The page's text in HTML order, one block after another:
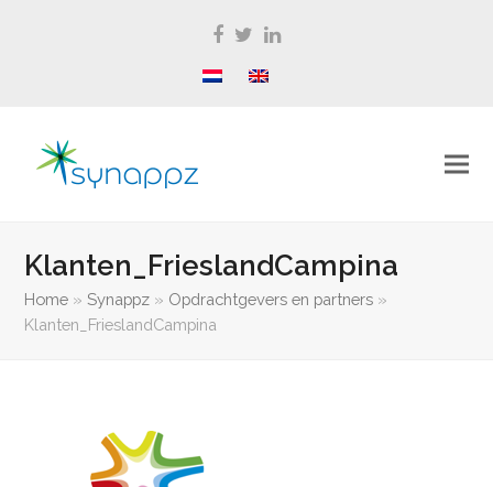
Facebook
TwitterLinkedIn
Klanten_FrieslandCampina
Home »Synappz » Opdrachtgevers en partners »
Klanten_FrieslandCampina